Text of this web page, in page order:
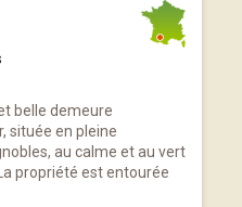
belle demeure
située en pleine
au calme et au vert
propriété est entourée